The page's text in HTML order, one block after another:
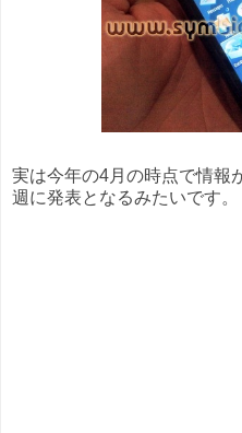
実は今年の4月の時点で情報
週に発表となるみたいです。